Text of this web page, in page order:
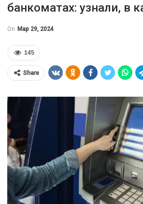
банкоматах: узнали, в
On Мар 29, 2024
145
Share